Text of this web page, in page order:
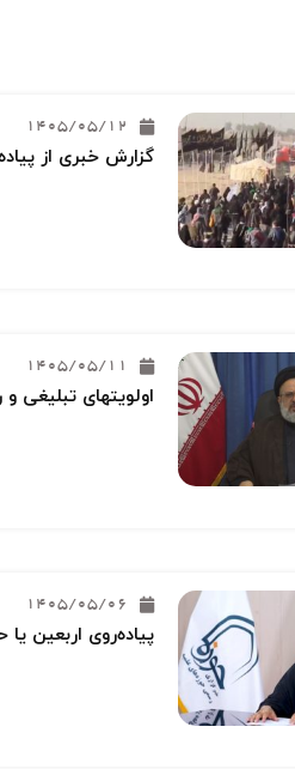
1405/05/12
گزارش خبری از
1405/05/11
اولویتهای تبلیغی
1405/05/06
پیاده‌روی اربعین